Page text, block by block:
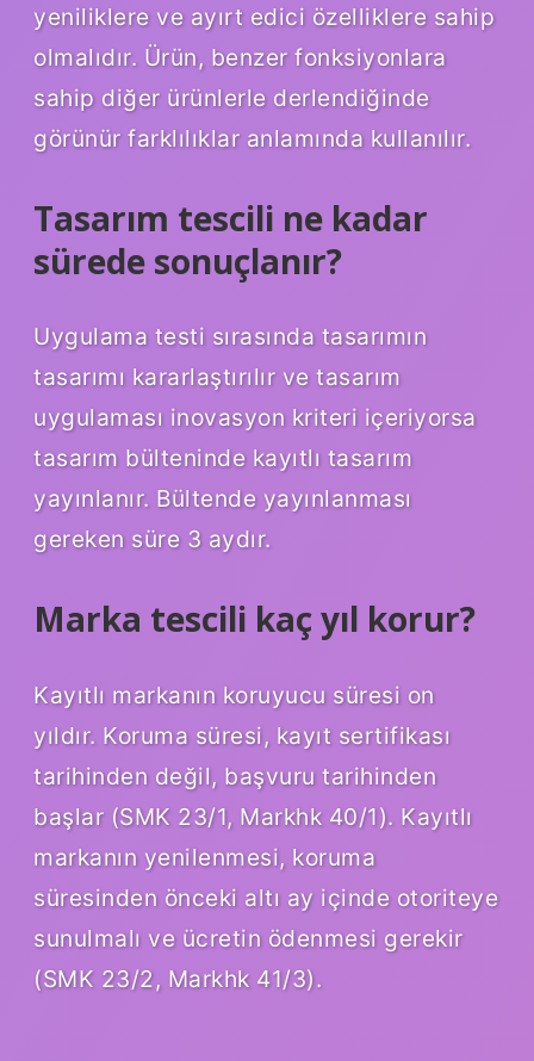
yeniliklere ve ayırt edici özelliklere sahip
olmalıdır. Ürün, benzer fonksiyonlara
sahip diğer ürünlerle derlendiğinde
görünür farklılıklar anlamında kullanılır.
Tasarım tescili ne kadar
sürede sonuçlanır?
Uygulama testi sırasında tasarımın
tasarımı kararlaştırılır ve tasarım
uygulaması inovasyon kriteri içeriyorsa
tasarım bülteninde kayıtlı tasarım
yayınlanır. Bültende yayınlanması
gereken süre 3 aydır.
Marka tescili kaç yıl korur?
Kayıtlı markanın koruyucu süresi on
yıldır. Koruma süresi, kayıt sertifikası
tarihinden değil, başvuru tarihinden
başlar (SMK 23/1, Markhk 40/1). Kayıtlı
markanın yenilenmesi, koruma
süresinden önceki altı ay içinde otoriteye
sunulmalı ve ücretin ödenmesi gerekir
(SMK 23/2, Markhk 41/3).